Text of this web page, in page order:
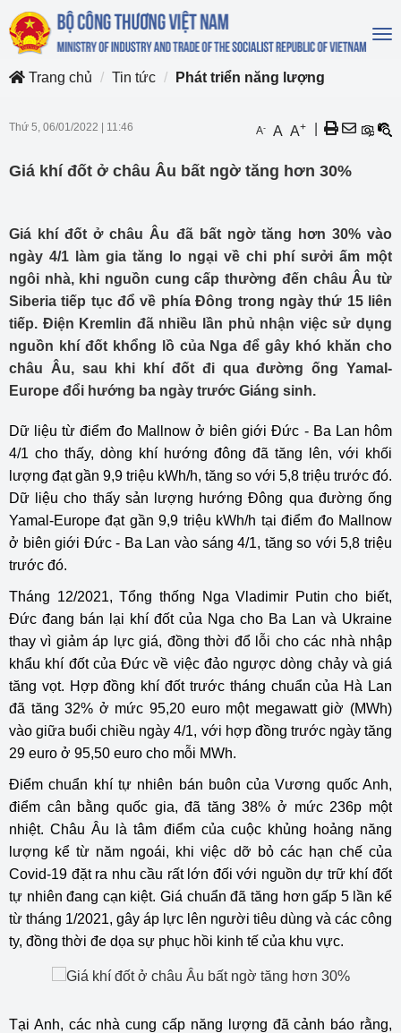
Trang chủ
Tin tức Phát triển năng lượng
Thứ 5, 06/01/2022 11:46 A- A A+
Giá khí đốt ở châu Âu bất ngờ tăng hơn 30%
Giá khí đốt ở châu Âu đã bất ngờ tăng hơn 30% vào
ngày 4/1 làm gia tăng lo ngại về chi phí sưởi ấm một
ngôi nhà, khi nguồn cung cấp thường đến châu Âu từ
Siberia tiếp tục đổ về phía Đông trong ngày thứ 15 liên
tiếp. Điện Kremlin đã nhiều lần phủ nhận việc sử dụng
nguồn khí đốt khổng lồ của Nga để gây khó khăn cho
châu Âu, sau khi khí đốt đi qua đường ống Yamal-
Europe đổi hướng ba ngày trước Giáng sinh.
Dữ liệu từ điểm đo Mallnow ở biên giới Đức - Ba Lan hôm
4/1 cho thấy, dòng khí hướng đông đã tăng lên, với khối
lượng đạt gần 9,9 triệu kWh/h, tăng so với 5,8 triệu trước đó.
Dữ liệu cho thấy sản lượng hướng Đông qua đường ống
Yamal-Europe đạt gần 9,9 triệu kWh/h tại điểm đo Mallnow
ở biên giới Đức - Ba Lan vào sáng 4/1, tăng so với 5,8 triệu
trước đó.
Tháng 12/2021, Tổng thống Nga Vladimir Putin cho biết,
Đức đang bán lại khí đốt của Nga cho Ba Lan và Ukraine
thay vì giảm áp lực giá, đồng thời đổ lỗi cho các nhà nhập
khẩu khí đốt của Đức về việc đảo ngược dòng chảy và giá
tăng vọt. Hợp đồng khí đốt trước tháng chuẩn của Hà Lan
đã tăng 32% ở mức 95,20 euro một megawatt giờ (MWh)
vào giữa buổi chiều ngày 4/1, với hợp đồng trước ngày tăng
29 euro ở 95,50 euro cho mỗi MWh.
Điểm chuẩn khí tự nhiên bán buôn của Vương quốc Anh,
điểm cân bằng quốc gia, đã tăng 38% ở mức 236p một
nhiệt. Châu Âu là tâm điểm của cuộc khủng hoảng năng
lượng kể từ năm ngoái, khi việc dỡ bỏ các hạn chế của
Covid-19 đặt ra nhu cầu rất lớn đối với nguồn dự trữ khí đốt
tự nhiên đang cạn kiệt. Giá chuẩn đã tăng hơn gấp 5 lần kể
từ tháng 1/2021, gây áp lực lên người tiêu dùng và các công
ty, đồng thời đe dọa sự phục hồi kinh tế của khu vực.
Tại Anh, các nhà cung cấp năng lượng đã cảnh báo rằng,